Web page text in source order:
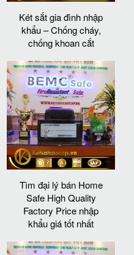
Két sắt gia đình nhập
khẩu – Chống cháy,
chống khoan cắt
Tìm đại lý bán Home
Safe High Quality
Factory Price nhập
khẩu giá tốt nhất